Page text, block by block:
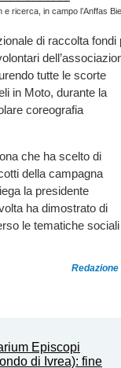
e ricerca, in campo l’Anffas
di raccolta fondi
tutte le scorte
in Moto, durante la
coreografia
che ha scelto di
della campagna
la presidente
ha dimostrato di
le tematiche sociali
Redazione